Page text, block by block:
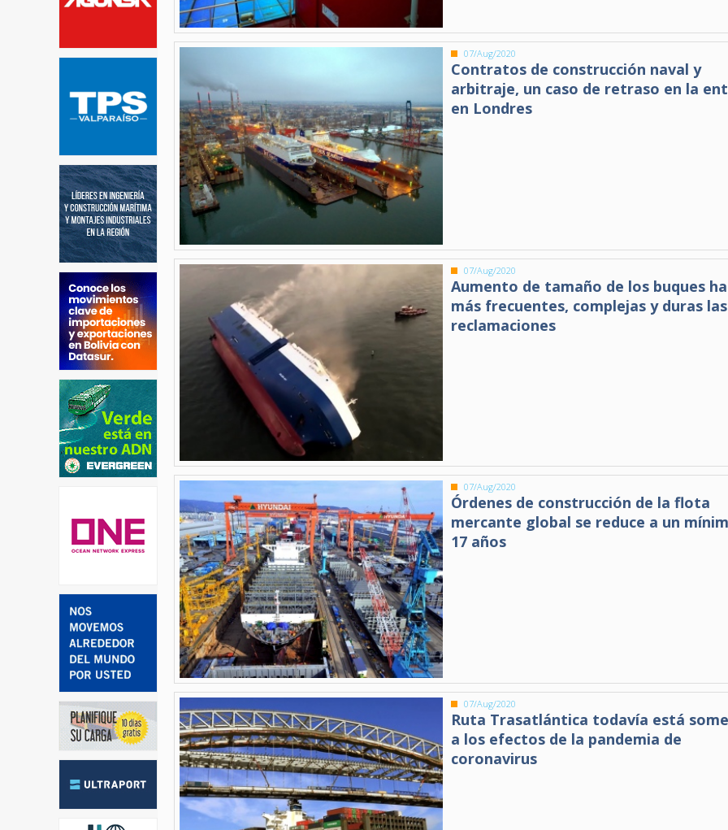
07/Aug/2020
Contratos de construcción naval y
arbitraje, un caso de retraso en la
en Londres
07/Aug/2020
Aumento de tamaño de los buques
más frecuentes, complejas y duras las
reclamaciones
07/Aug/2020
Órdenes de construcción de la flota
mercante global se reduce a un
17 años
07/Aug/2020
Ruta Trasatlántica todavía está
a los efectos de la pandemia de
coronavirus